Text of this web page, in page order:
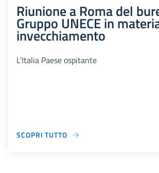
Riunione a Roma del
Gruppo UNECE in
invecchiamento
L’Italia Paese ospitante
SCOPRI TUTTO